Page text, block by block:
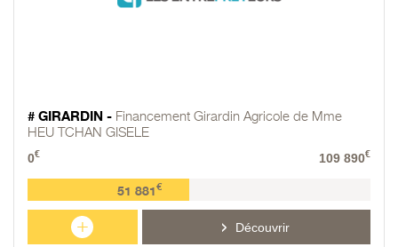
# GIRARDIN - Financement Girardin Agricole de Mme
HEU TCHAN GISELE
0€ 109 890€
51 881€
+ Découvrir